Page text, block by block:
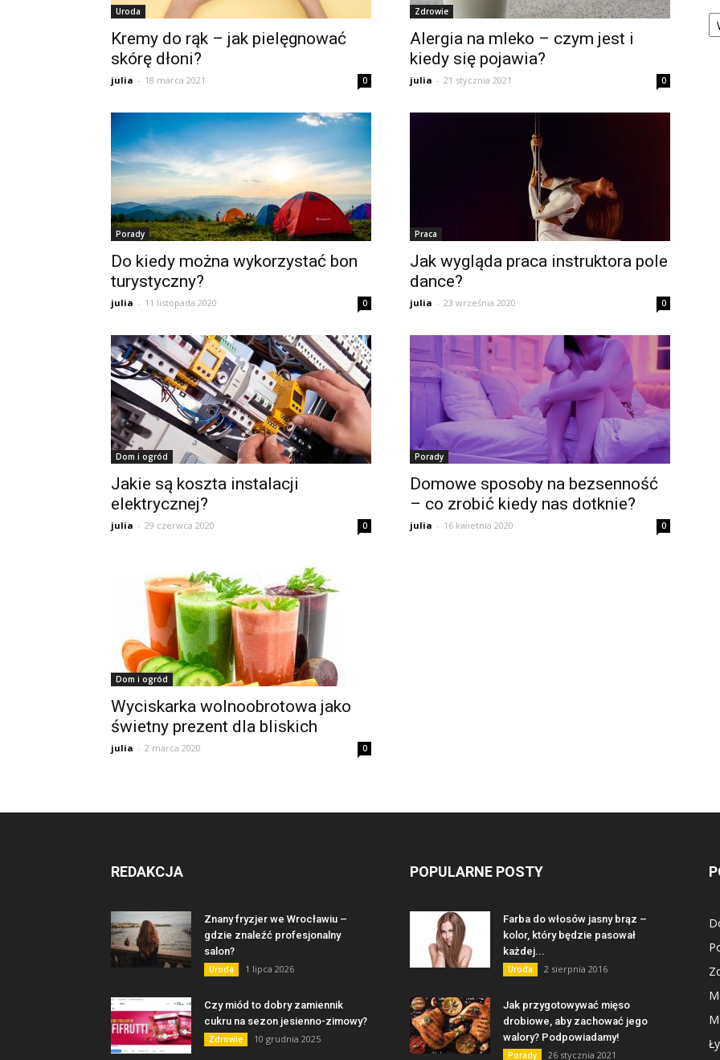
Uroda
Kremy do rąk – jak pielęgnować
skórę dłoni?
julia - 18 marca 2021 0
Zdrowie
Alergia na mleko – czym jest i
kiedy się pojawia?
julia - 21 stycznia 2021 0
Porady
Do kiedy można wykorzystać bon
turystyczny?
julia - 11 listopada 2020 0
Praca
Jak wygląda praca instruktora pole
dance?
julia - 23 września 2020 0
Dom i ogród
Jakie są koszta instalacji
elektrycznej?
julia - 29 czerwca 2020 0
Porady
Domowe sposoby na bezsenność
– co zrobić kiedy nas dotknie?
julia - 16 kwietnia 2020 0
Dom i ogród
Wyciskarka wolnoobrotowa jako
świetny prezent dla bliskich
julia - 2 marca 2020 0
REDAKCJA
Znany fryzjer we Wrocławiu –
gdzie znaleźć profesjonalny
salon?
Uroda 1 lipca 2026
Czy miód to dobry zamiennik
cukru na sezon jesienno-zimowy?
Zdrowie 10 grudnia 2025
POPULARNE POSTY
Farba do włosów jasny brąz –
kolor, który będzie pasował
każdej...
Uroda 2 sierpnia 2016
Jak przygotowywać mięso
drobiowe, aby zachować jego
walory? Podpowiadamy!
Porady 26 stycznia 2021